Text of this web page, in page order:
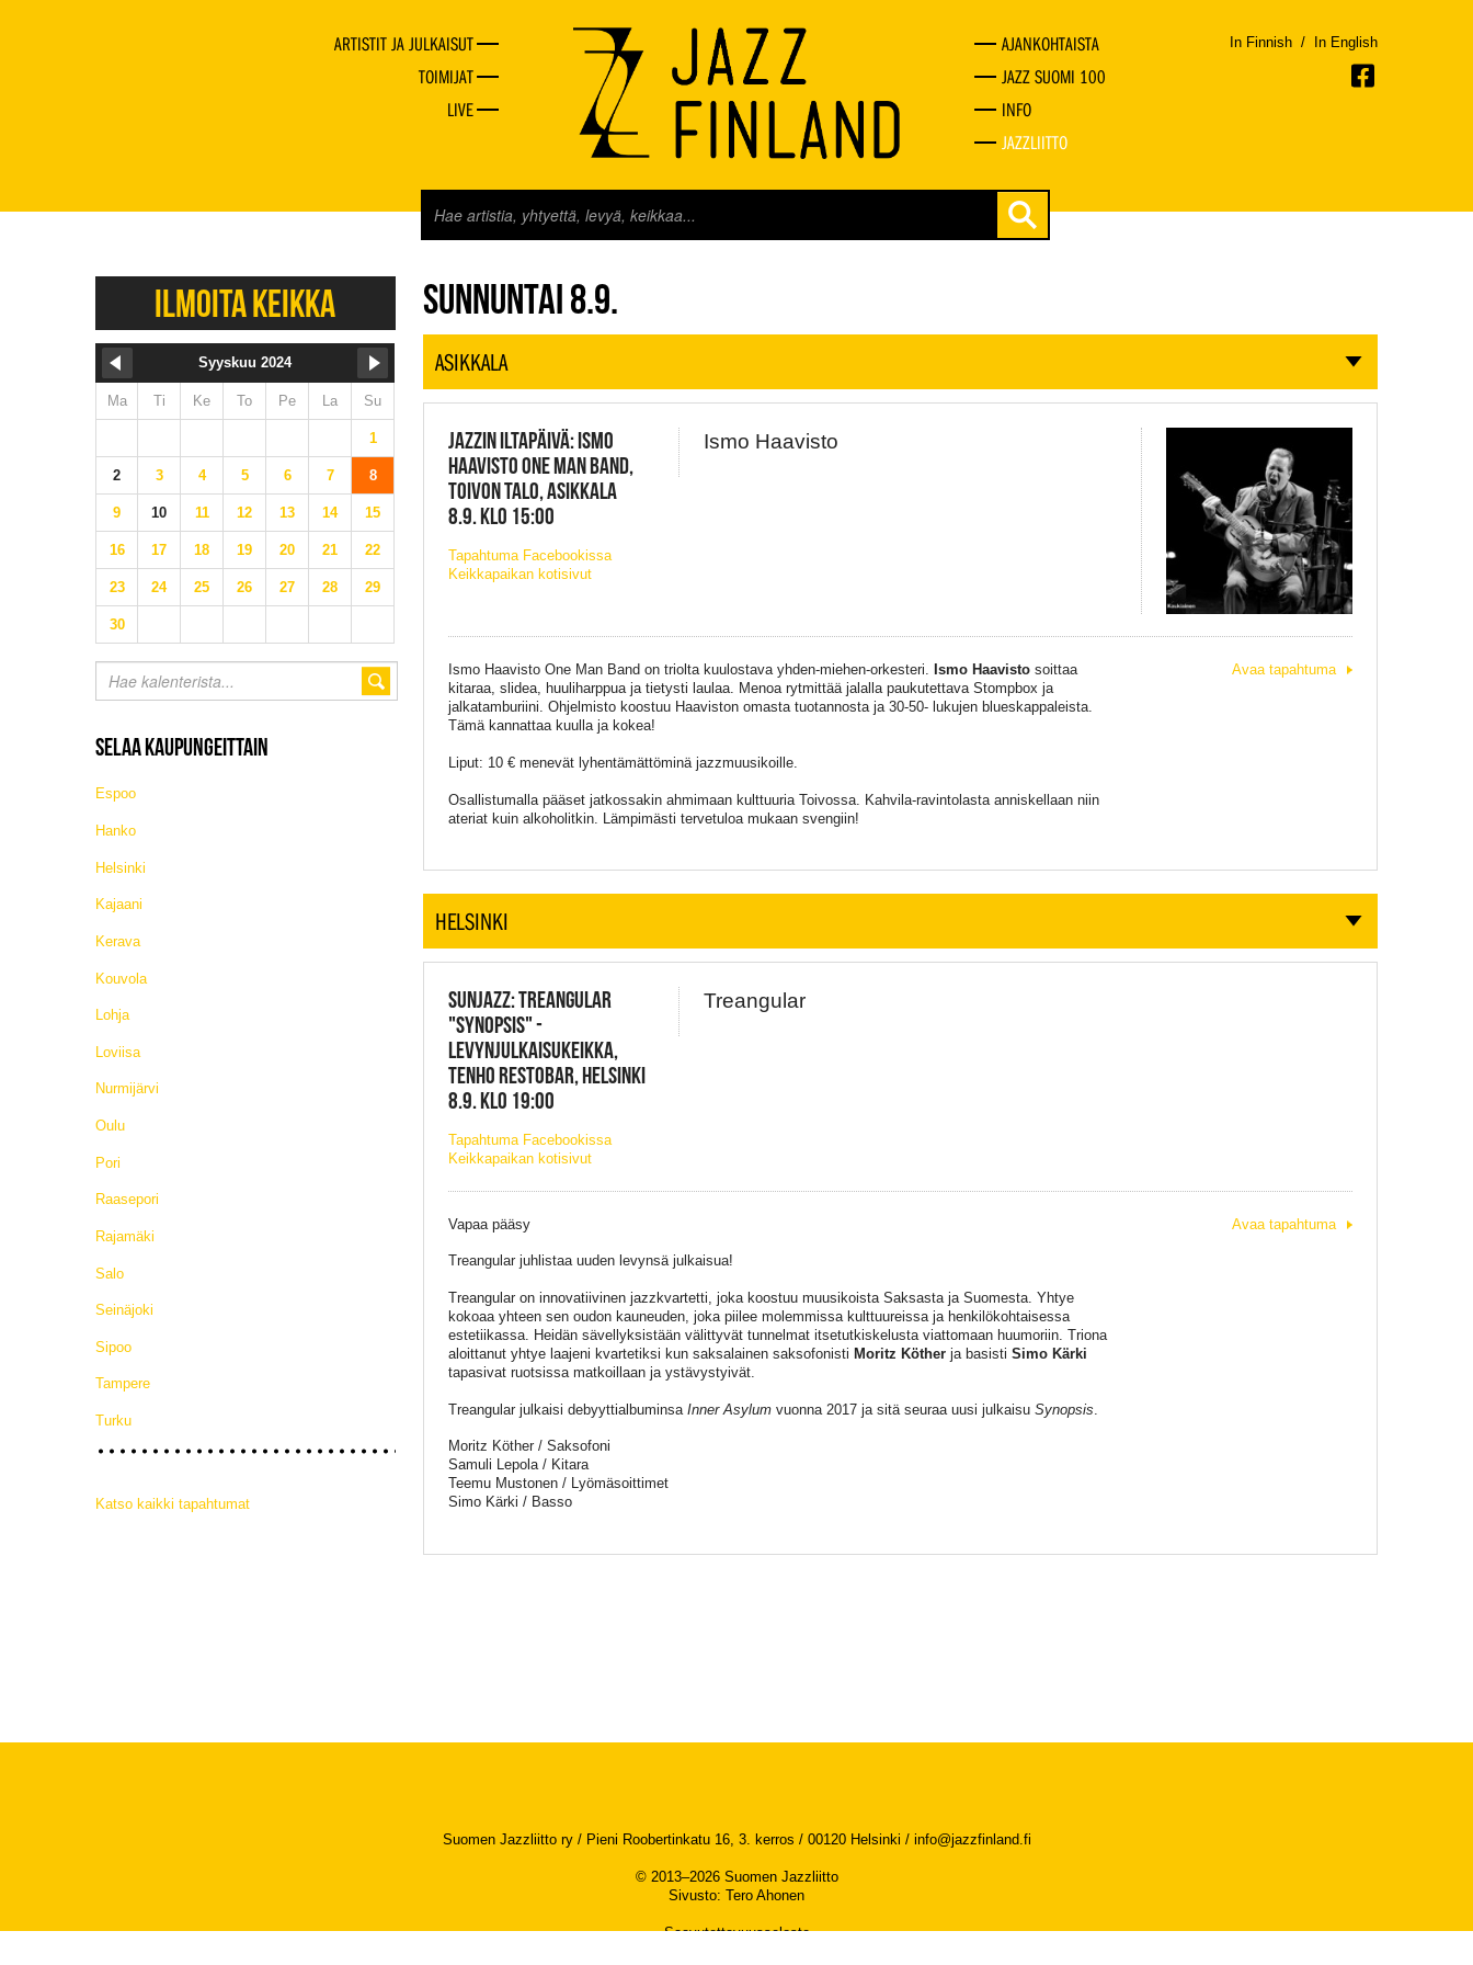
ARTISTIT JA JULKAISUT
TOIMIJAT
LIVE
AJANKOHTAISTA
JAZZ SUOMI 100
INFO
JAZZLIITTO
In Finnish / In English
ILMOITA KEIKKA
Syyskuu 2024
Ma Ti Ke To Pe La Su
1
2 3 4 5 6 7 8
9 10 11 12 13 14 15
16 17 18 19 20 21 22
23 24 25 26 27 28 29
30
SELAA KAUPUNGEITTAIN
Espoo
Hanko
Helsinki
Kajaani
Kerava
Kouvola
Lohja
Loviisa
Nurmijärvi
Oulu
Pori
Raasepori
Rajamäki
Salo
Seinäjoki
Sipoo
Tampere
Turku
Katso kaikki tapahtumat
JAZZ FINLAND LIVE
SUNNUNTAI 8.9.
ASIKKALA
JAZZIN ILTAPÄIVÄ: ISMO
HAAVISTO ONE MAN BAND,
TOIVON TALO, ASIKKALA
8.9. KLO 15:00
Tapahtuma Facebookissa
Keikkapaikan kotisivut
Ismo Haavisto
Ismo Haavisto One Man Band on triolta kuulostava yhden-miehen-orkesteri. Ismo Haavistosoittaa
kitaraa, slidea, huuliharppua ja tietysti laulaa. Menoa rytmittää jalalla paukutettava Stompbox ja
jalkatamburiini. Ohjelmisto koostuu Haaviston omasta tuotannosta ja 30-50- lukujen blueskappaleista.
Tämä kannattaa kuulla ja kokea!
Liput: 10 € menevät lyhentämättöminä jazzmuusikoille.
Osallistumalla pääset jatkossakin ahmimaan kulttuuria Toivossa. Kahvila-ravintolasta anniskellaan niin
ateriat kuin alkoholitkin. Lämpimästi tervetuloa mukaan svengiin!
Avaa tapahtuma
HELSINKI
SUNJAZZ: TREANGULAR
"SYNOPSIS" -
LEVYNJULKAISUKEIKKA,
TENHO RESTOBAR, HELSINKI
8.9. KLO 19:00
Tapahtuma Facebookissa
Keikkapaikan kotisivut
Treangular
Vapaa pääsy
Treangular juhlistaa uuden levynsä julkaisua!
Treangular on innovatiivinen jazzkvartetti, joka koostuu muusikoista Saksasta ja Suomesta. Yhtye
kokoaa yhteen sen oudon kauneuden, joka piilee molemmissa kulttuureissa ja henkilökohtaisessa
estetiikassa. Heidän sävellyksistään välittyvät tunnelmat itsetutkiskelusta viattomaan huumoriin. Triona
aloittanut yhtye laajeni kvartetiksi kun saksalainen saksofonisti Moritz Kötherja basisti Simo Kärki
tapasivat ruotsissa matkoillaan ja ystävystyivät.
Treangular julkaisi debyyttialbuminsaInner Asylumvuonna 2017 ja sitä seuraa uusi julkaisu Synopsis
Moritz Köther / Saksofoni
Samuli Lepola / Kitara
Teemu Mustonen / Lyömäsoittimet
Simo Kärki / Basso
Avaa tapahtuma
Suomen Jazzliitto ry / Pieni Roobertinkatu 16, 3. kerros / 00120 Helsinki / info@jazzfinland.fi
© 2013–2026 Suomen Jazzliitto
Sivusto: Tero Ahonen
Saavutettavuusseloste